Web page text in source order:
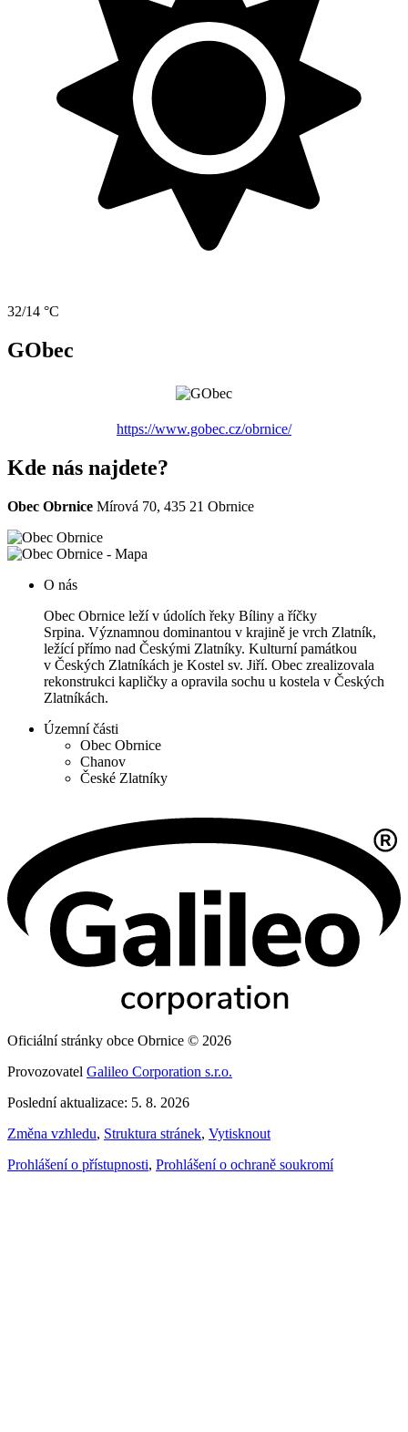
32/14 °C
GObec
https://www.gobec.cz/obrnice/
Kde nás najdete?
Obec Obrnice Mírová 70, 435 21 Obrnice
O nás
Obec Obrnice leží v údolích řeky Bíliny a říčky
Srpina. Významnou dominantou v krajině je vrch Zlatník,
ležící přímo nad Českými Zlatníky. Kulturní památkou
v Českých Zlatníkách je Kostel sv. Jiří. Obec zrealizovala
rekonstrukci kapličky a opravila sochu u kostela v Českých
Zlatníkách.
Územní části
Obec Obrnice
Chanov
České Zlatníky
Oficiální stránky obce Obrnice © 2026
Provozovatel Galileo Corporation s.r.o.
Poslední aktualizace: 5. 8. 2026
Změna vzhledu, Struktura stránek, Vytisknout
Prohlášení o přístupnosti, Prohlášení o ochraně soukromí